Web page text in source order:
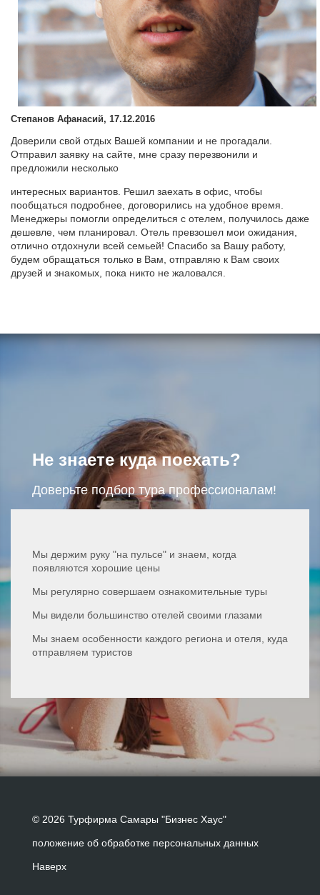
Степанов Афанасий, 17.12.2016
Доверили свой отдых Вашей компании и не прогадали.
Отправил заявку на сайте, мне сразу перезвонили и
предложили несколько
интересных вариантов. Решил заехать в офис, чтобы
пообщаться подробнее, договорились на удобное время.
Менеджеры помогли определиться с отелем, получилось даже
дешевле, чем планировал. Отель превзошел мои ожидания,
отлично отдохнули всей семьей! Спасибо за Вашу работу,
будем обращаться только в Вам, отправляю к Вам своих
друзей и знакомых, пока никто не жаловался.
Не знаете куда поехать?
Доверьте подбор тура профессионалам!
Мы держим руку "на пульсе" и знаем, когда
появляются хорошие цены
Мы регулярно совершаем ознакомительные туры
Мы видели большинство отелей своими глазами
Мы знаем особенности каждого региона и отеля, куда
отправляем туристов
© 2026 Турфирма Самары "Бизнес Хаус"
положение об обработке персональных данных
Наверх